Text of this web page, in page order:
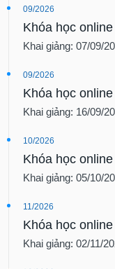
09/2026
Khóa học
Khai giảng: 07/09/
09/2026
Khóa học
Khai giảng: 16/09/
10/2026
Khóa học
Khai giảng: 05/10/
11/2026
Khóa học
Khai giảng: 02/11/